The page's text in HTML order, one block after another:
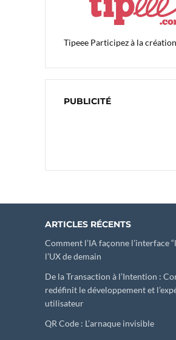
Tipeee Participez à la création
PUBLICITÉ
ARTICLES RÉCENTS
Comment l’IA façonne l’interface
l’UX de demain
De la Transaction à l’Intention :
redéfinit le développement et
utilisateur
QR Code : L’arnaque invisible